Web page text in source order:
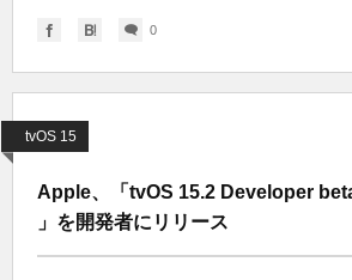
0
tvOS 15
Apple、「tvOS 15.2 Developer
」を開発者にリリース